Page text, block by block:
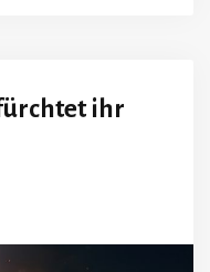
ihr